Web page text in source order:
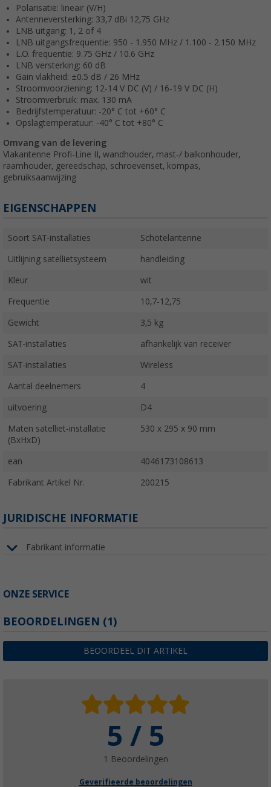
Polarisatie: lineair (V/H)
Antenneversterking: 33,7 dBi 12,75 GHz
LNB uitgang: 1, 2 of 4
LNB uitgangsfrequentie: 950 - 1.950 MHz / 1.100 - 2.150 MHz
L.O. frequentie: 9.75 GHz / 10.6 GHz
LNB versterking: 60 dB
Gain vlakheid: ±0.5 dB / 26 MHz
Stroomvoorziening: 12-14 V DC (V) / 16-19 V DC (H)
Stroomverbruik: max. 130 mA
Bedrijfstemperatuur: -20° C tot +60° C
Opslagtemperatuur: -40° C tot +80° C
Omvang van de levering
Vlakantenne Profi-Line II, wandhouder, mast-/ balkonhouder,
raamhouder, gereedschap, schroevenset, kompas,
gebruiksaanwijzing
EIGENSCHAPPEN
Soort SAT-installaties Schotelantenne
Uitlijning satellietsysteem handleiding
Kleur wit
Frequentie 10,7-12,75
Gewicht 3,5 kg
SAT-installaties afhankelijk van receiver
SAT-installaties Wireless
Aantal deelnemers 4
uitvoering D4
Maten satelliet-installatie
(BxHxD)
530 x 295 x 90 mm
ean 4046173108613
Fabrikant Artikel Nr. 200215
JURIDISCHE INFORMATIE
Fabrikant informatie
ONZE SERVICE
BEOORDELINGEN (1)
BEOORDEEL DIT ARTIKEL
5 / 5
1 Beoordelingen
Geverifieerde beoordelingen